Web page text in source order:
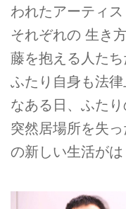
われたアーティス
それぞれの 生き
藤を抱える人たち
ふたり自身も法
なある日、ふたり
突然居場所を失
の新しい生活がは